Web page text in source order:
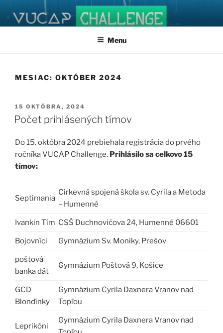
na
obsah
Menu
MESIAC: OKTÓBER 2024
PUBLIKOVANÉ
15 OKTÓBRA, 2024
Počet prihlásených tímov
Do 15. októbra 2024 prebiehala registrácia do prvého
ročníka VUCAP Challenge. Prihlásilo sa celkovo 15
tímov:
Septimania
Cirkevná spojená škola sv. Cyrila a Metoda
– Humenné
Ivankin Tím CSŠ Duchnovičova 24, Humenné 06601
Bojovníci Gymnázium Sv. Moniky, Prešov
poštová
banka dát
Gymnázium Poštová 9, Košice
GCD
Blondínky
Gymnázium Cyrila Daxnera Vranov nad
Topľou
Leprikóni
Gymnázium Cyrila Daxnera Vranov nad